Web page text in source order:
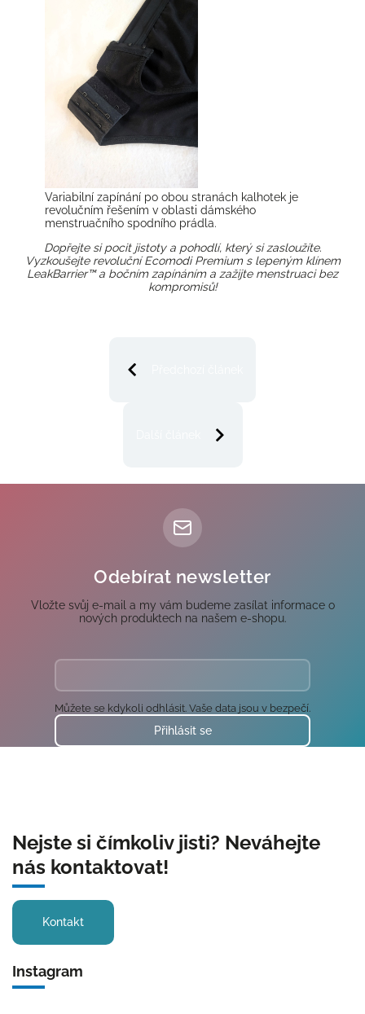
Variabilní zapínání po obou stranách kalhotek je
revolučním řešením v oblasti dámského
menstruačního spodního prádla.
Dopřejte si pocit jistoty a pohodlí, který si zasloužíte.
Vyzkoušejte revoluční Ecomodi Premium s lepeným klínem
LeakBarrier™ a bočním zapínáním a zažijte menstruaci bez
kompromisů!
Odebírat newsletter
Vložte svůj e-mail a my vám budeme zasílat informace o
nových produktech na našem e-shopu.
Můžete se kdykoli odhlásit. Vaše data jsou v bezpečí.
Přihlásit se
Nejste si čímkoliv jisti? Neváhejte
nás kontaktovat!
Kontakt
Instagram